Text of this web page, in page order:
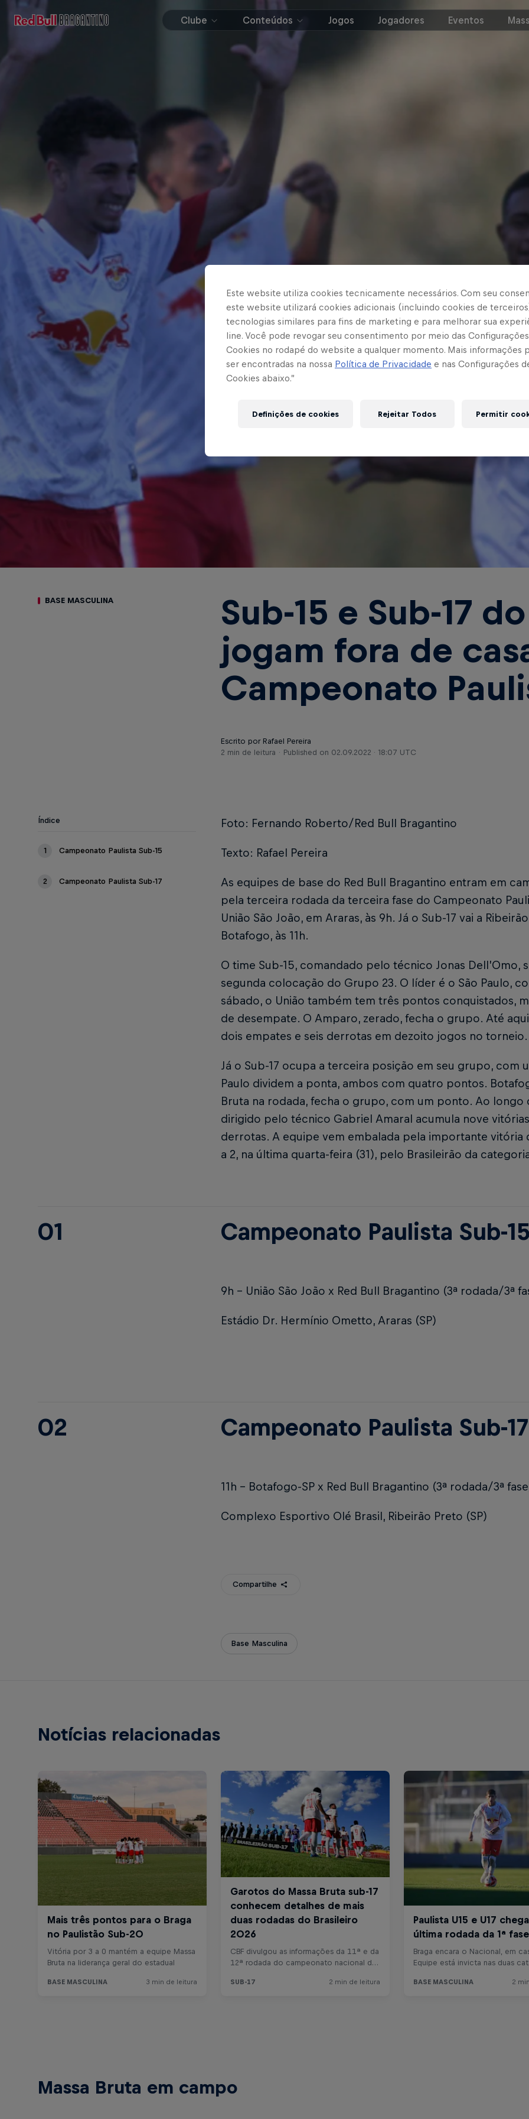
Clube Conteúdos Jogos Jogadores Eventos
BASE MASCULINA
Sub-15 e Sub-17
jogam fora de
Campeonato
Escrito por Rafael Pereira
2 min de leitura
Published on 02.09.2022 · 18:07 UTC
Índice
1 Campeonato Paulista Sub-15
2 Campeonato Paulista Sub-17
Foto: Fernando Roberto/Red Bull Bragantino
Texto: Rafael Pereira
As equipes de base do Red Bull Bragantino entram em
pela terceira rodada da terceira fase do Campeonato
União São João, em Araras, às 9h. Já o Sub-17 vai a
Botafogo, às 11h.
O time Sub-15, comandado pelo técnico Jonas Dell’Omo,
segunda colocação do Grupo 23. O líder é o São Paulo,
sábado, o União também tem três pontos conquistados,
de desempate. O Amparo, zerado, fecha o grupo. Até
dois empates e seis derrotas em dezoito jogos no
Já o Sub-17 ocupa a terceira posição em seu grupo, com
Paulo dividem a ponta, ambos com quatro pontos.
Bruta na rodada, fecha o grupo, com um ponto. Ao
dirigido pelo técnico Gabriel Amaral acumula nove
derrotas. A equipe vem embalada pela importante vitória
a 2, na última quarta-feira (31), pelo Brasileirão da
01 Campeonato Paulista Sub-
9h – União São João x Red Bull Bragantino (3ª rodada/3ª
Estádio Dr. Hermínio Ometto, Araras (SP)
02 Campeonato Paulista Sub-17
11h – Botafogo-SP x Red Bull Bragantino (3ª rodada/3ª
Complexo Esportivo Olé Brasil, Ribeirão Preto (SP)
Compartilhe
Base Masculina
Notícias relacionadas
Massa Bruta em campo
Este website utiliza cookies tecnicamente necessários. Com seu
este website utilizará cookies adicionais (incluindo cookies de
tecnologias similares para fins de marketing e para melhorar sua
line. Você pode revogar seu consentimento por meio das
Cookies no rodapé do website a qualquer momento. Mais informações
ser encontradas na nossa Política de Privacidade e nas Configurações
Cookies abaixo.”
Definições de cookies Rejeitar Todos Permitir